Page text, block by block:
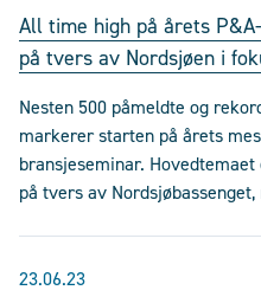
All time high på årets
på tvers av Nordsjøen i
Nesten 500 påmeldte og
markerer starten på årets
bransjeseminar.
på tvers av
23.06.23